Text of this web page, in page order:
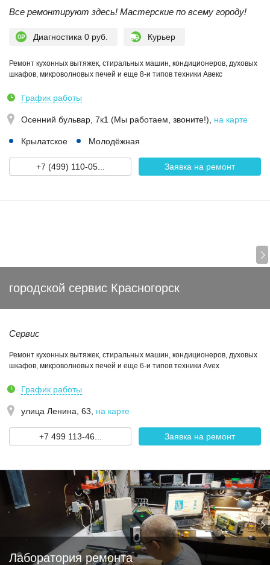
Все ремонтируют здесь! Мастерские по всему городу!
Диагностика 0 руб. Курьер
Ремонт кухонных вытяжек, стиральных машин, кондиционеров, духовых
шкафов, микроволновых печей и еще 8-и типов техники Авекс
График работы
Осенний бульвар, 7к1 (Мы работаем, звоните!) на карте
Крылатское Молодёжная
+7 (499) 110-05... Заявка на ремонт
городской сервис Красногорск
Сервис
Ремонт кухонных вытяжек, стиральных машин, кондиционеров, духовых
шкафов, микроволновых печей и еще 6-и типов техники Avex
График работы
улица Ленина, 63 на карте
+7 499 113-46... Заявка на ремонт
Лаборатория ремонта